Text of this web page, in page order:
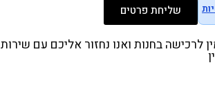
שליחת פרטים
בחנות ואנו נחזור אליכם עם שירות